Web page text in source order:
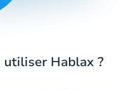
utiliser Hablax ?